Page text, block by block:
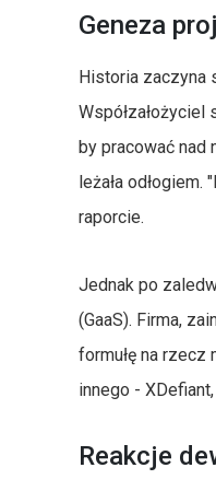
Geneza
Historia zaczyna
Współzałożyciel
by pracować
leżała
raporcie.
Jednak po
(GaaS). Firma,
formułę na rzecz
innego -
Reakcje